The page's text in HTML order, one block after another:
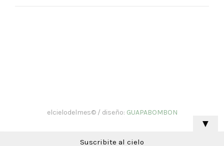
elcielodelmes© / diseño: GUAPABOMBON
▼
Suscribite al cielo